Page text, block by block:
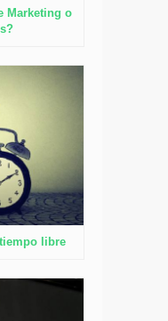
Marketing o
libre